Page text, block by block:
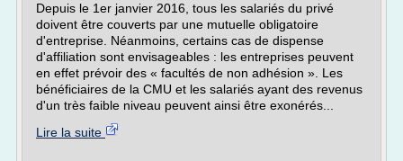
Depuis le 1er janvier 2016, tous les salariés du privé
doivent être couverts par une mutuelle obligatoire
d'entreprise. Néanmoins, certains cas de dispense
d'affiliation sont envisageables : les entreprises peuvent
en effet prévoir des « facultés de non adhésion ». Les
bénéficiaires de la CMU et les salariés ayant des revenus
d'un très faible niveau peuvent ainsi être exonérés...
Lire la suite